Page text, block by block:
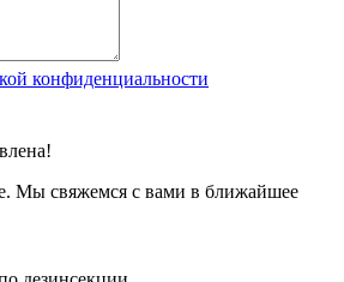
конфиденциальности
Мы свяжемся с вами в ближайшее